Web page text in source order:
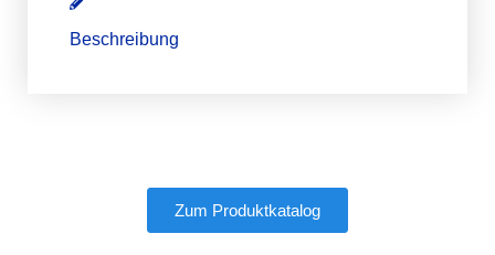
Beschreibung
Zum Produktkatalog